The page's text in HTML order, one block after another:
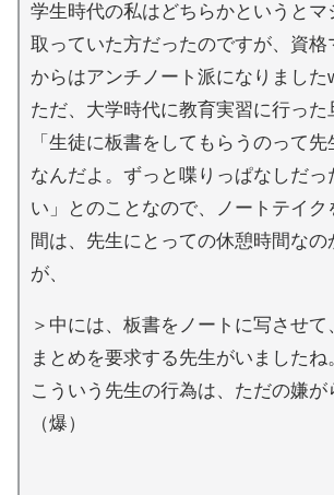
学生時代の私はどちらかというとマ
取っていた方だったのですが、資格
からはアンチノート派になりました
ただ、大学時代に教育実習に行った
「生徒に板書をしてもらうのって
なんだよ。ずっと喋りっぱなしだっ
い」とのことなので、ノートテイ
間は、先生にとっての休憩時間なの
が、
＞中には、板書をノートに写させて
まとめを要求する先生がいましたね
こういう先生の行為は、ただの嫌が
（爆）